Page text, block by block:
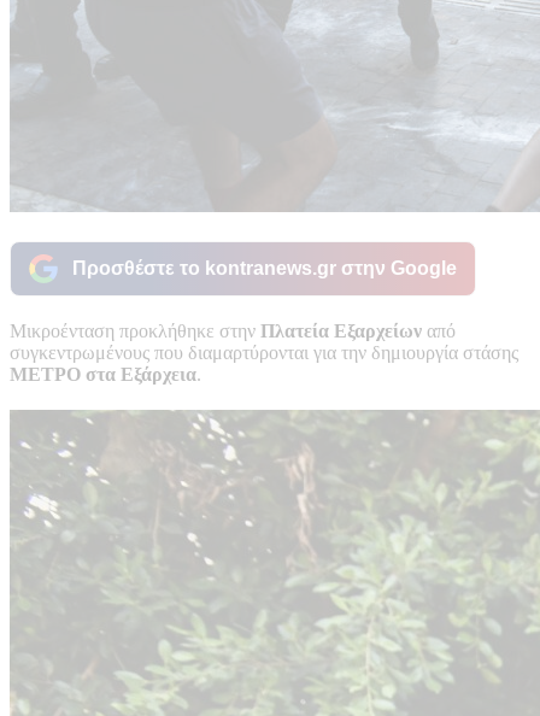
Προσθέστε το kontranews.gr στην Google
Μικροένταση προκλήθηκε στην Πλατεία Εξαρχείων από
συγκεντρωμένους που διαμαρτύρονται για την δημιουργία στάσης
ΜΕΤΡΟ στα Εξάρχεια.